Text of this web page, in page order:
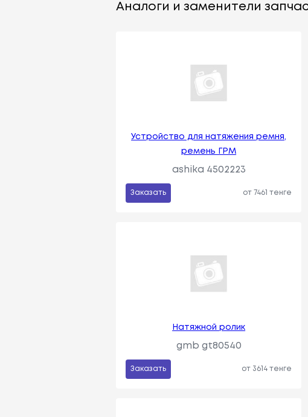
Аналоги и заменители
Устройство для натяжения ремня,
ремень ГРМ
ashika 4502223
Заказать от 7461 тенге
Натяжной ролик
gmb gt80540
Заказать от 3614 тенге